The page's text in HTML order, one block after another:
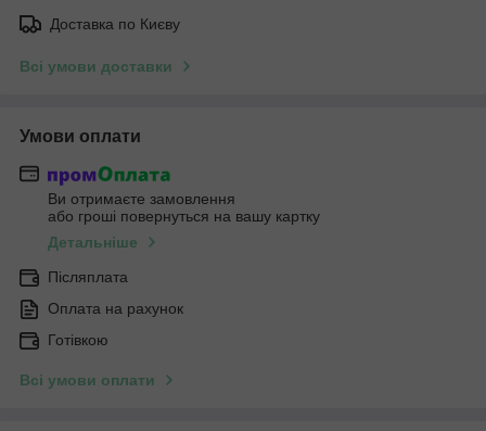
Доставка по Києву
Всі умови доставки
Умови оплати
Ви отримаєте замовлення
або гроші повернуться на вашу картку
Детальніше
Післяплата
Оплата на рахунок
Готівкою
Всі умови оплати